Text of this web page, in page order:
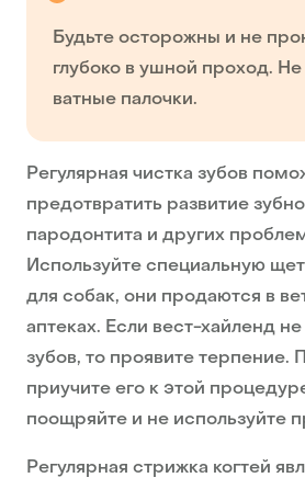
Будьте осторожны и не
глубоко в ушной проход. Не
ватные палочки.
Регулярная чистка зубов
предотвратить развитие
пародонтита и других
Используйте специальную
для собак, они продаются в
аптеках. Если вест-хайленд
зубов, то проявите терпение.
приучите его к этой
поощряйте и не используйте
Регулярная стрижка когтей